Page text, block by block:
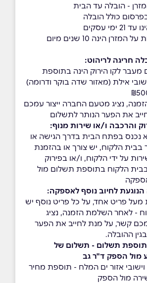
- הובלה עד הבית
כולל הובלה
עסקים
*תקופת האחריות על המזרן הינה 10 שנים מיום
חריגה לריהוט:
מעבר לקו הירוק הינה בתוספת
ליישובי אילת (מאזור שדה בוקר ודרומה)
נציג מטעם החברה ייצור עמכם
את הפער הנותר לתשלום
והרכבה ו/או שירות מנוף:
נכנס בפתח הבית בדרך הגישה או
בבית הלקוח, יש צורך או בהזמנת
על ידי הלקוח, ו/או בפירוק
הלקוח בתוספת תשלום מול
לחיוב נוסף לאספקה:
מעל פריט אחד, על כל פריט נוסף יש
- לאחר השלמת הזמנה, נציג
קשר, על מנת לחייב את הפער
ההובלה.
תשלום - תשלום של
מול הספק ד"ר גב
*ישובי כביש 90 וישובי אזור ים המלח - תוספת מחיר
מול הספק